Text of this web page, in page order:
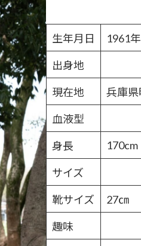
生年月日 1961
出身地
現在地 兵庫
血液型
身長 170cm
サイズ
靴サイズ 27㎝
趣味